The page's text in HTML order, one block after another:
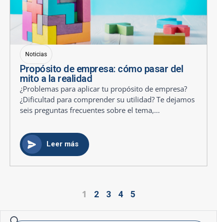
Noticias
Propósito de empresa: cómo pasar del
mito a la realidad
¿Problemas para aplicar tu propósito de empresa?
¿Dificultad para comprender su utilidad? Te dejamos
seis preguntas frecuentes sobre el tema,...
Leer más
1 2 3 4 5